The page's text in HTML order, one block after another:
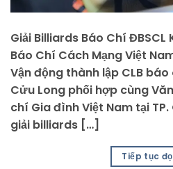
Giải Billiards Báo Chí ĐBSCL
Báo Chí Cách Mạng Việt
Vận động thành lập CLB
Cửu Long phối hợp cùng
chí Gia đình Việt Nam tại
giải billiards […]
Tiếp tục